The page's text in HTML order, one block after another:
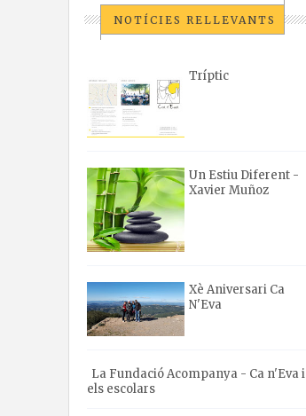
NOTÍCIES RELLEVANTS
Tríptic
Un Estiu Diferent -
Xavier Muñoz
Xè Aniversari Ca
N'Eva
La Fundació Acompanya - Ca n'Eva i
els escolars